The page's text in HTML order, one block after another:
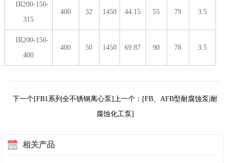
IR200-150-
315
400 32 1450 44.15 55 79 3.5
IR200-150-
400
400 50 1450 69.87 90 78 3.5
下一个[FB1系列全不锈钢离心泵]上一个：[FB、AFB型耐腐蚀泵|耐
腐蚀化工泵]
相关产品